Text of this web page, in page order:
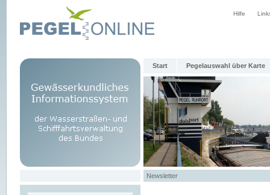
Hilfe
Start Pegelauswahl über Karte
Newsletter